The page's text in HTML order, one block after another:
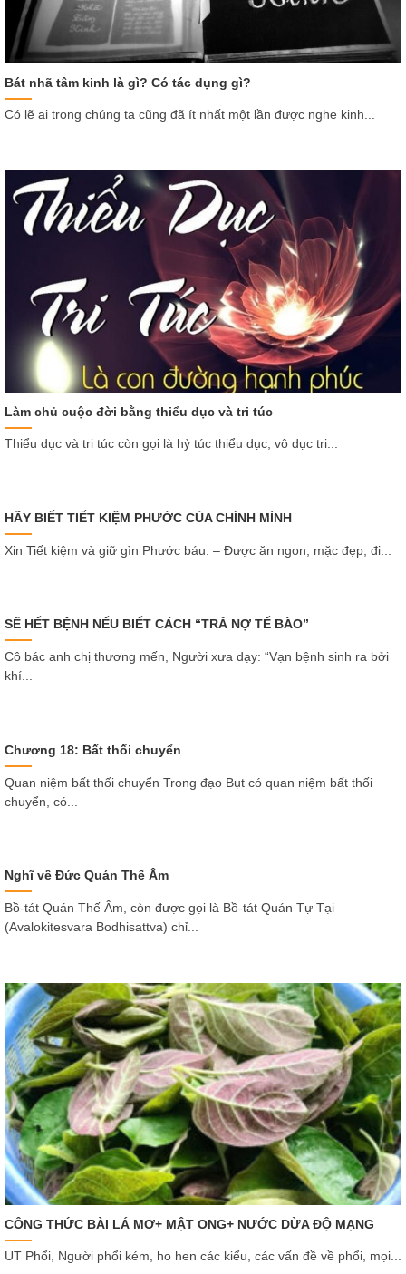
Bát nhã tâm kinh là gì? Có tác dụng gì?
Có lẽ ai trong chúng ta cũng đã ít nhất một lần được nghe kinh...
Làm chủ cuộc đời bằng thiểu dục và tri túc
Thiểu dục và tri túc còn gọi là hỷ túc thiểu dục, vô dục tri...
HÃY BIẾT TIẾT KIỆM PHƯỚC CỦA CHÍNH MÌNH
Xin Tiết kiệm và giữ gìn Phước báu. – Được ăn ngon, mặc đẹp, đi...
SẼ HẾT BỆNH NẾU BIẾT CÁCH “TRẢ NỢ TẾ BÀO”
Cô bác anh chị thương mến, Người xưa dạy: “Vạn bệnh sinh ra bởi
khí...
Chương 18: Bất thối chuyển
Quan niệm bất thối chuyển Trong đạo Bụt có quan niệm bất thối
chuyển, có...
Nghĩ về Đức Quán Thế Âm
Bồ-tát Quán Thế Âm, còn được gọi là Bồ-tát Quán Tự Tại
(Avalokitesvara Bodhisattva) chỉ...
CÔNG THỨC BÀI LÁ MƠ+ MẬT ONG+ NƯỚC DỪA ĐỘ MẠNG
UT Phổi, Người phổi kém, ho hen các kiểu, các vấn đề về phổi, mọi...